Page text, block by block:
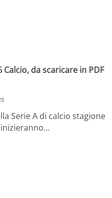
Calcio, da scaricare in PDF
Serie A di calcio stagione
inizieranno…